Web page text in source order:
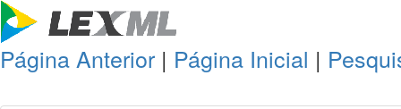
Página Anterior | Página Inicial |